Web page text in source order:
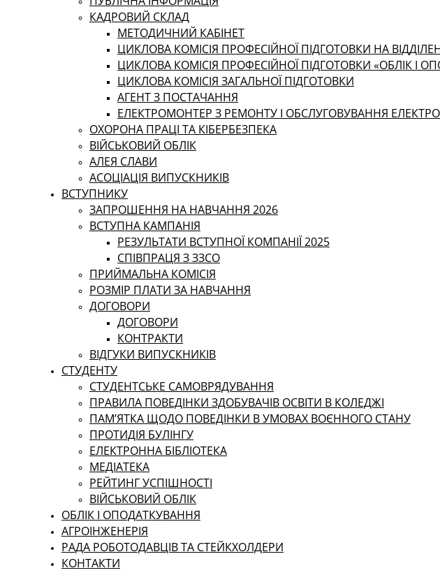
КАДРОВИЙ СКЛАД
МЕТОДИЧНИЙ КАБІНЕТ
ЦИКЛОВА КОМІСІЯ ПРОФЕСІЙНОЇ ПІДГОТОВКИ НА
ЦИКЛОВА КОМІСІЯ ПРОФЕСІЙНОЇ ПІДГОТОВКИ «ОБЛІК І
ЦИКЛОВА КОМІСІЯ ЗАГАЛЬНОЇ ПІДГОТОВКИ
АГЕНТ З ПОСТАЧАННЯ
ЕЛЕКТРОМОНТЕР З РЕМОНТУ І ОБСЛУГОВУВАННЯ
ОХОРОНА ПРАЦІ ТА КІБЕРБЕЗПЕКА
ВІЙСЬКОВИЙ ОБЛІК
АЛЕЯ СЛАВИ
АСОЦІАЦІЯ ВИПУСКНИКІВ
ВСТУПНИКУ
ЗАПРОШЕННЯ НА НАВЧАННЯ 2026
ВСТУПНА КАМПАНІЯ
РЕЗУЛЬТАТИ ВСТУПНОЇ КОМПАНІЇ 2025
СПІВПРАЦЯ З ЗЗСО
ПРИЙМАЛЬНА КОМІСІЯ
РОЗМІР ПЛАТИ ЗА НАВЧАННЯ
ДОГОВОРИ
ДОГОВОРИ
КОНТРАКТИ
ВІДГУКИ ВИПУСКНИКІВ
СТУДЕНТУ
CТУДЕНТСЬКЕ САМОВРЯДУВАННЯ
ПРАВИЛА ПОВЕДІНКИ ЗДОБУВАЧІВ ОСВІТИ В КОЛЕДЖІ
ПАМ’ЯТКА ЩОДО ПОВЕДІНКИ В УМОВАХ ВОЄННОГО СТАНУ
ПРОТИДІЯ БУЛІНГУ
ЕЛЕКТРОННА БІБЛІОТЕКА
МЕДІАТЕКА
РЕЙТИНГ УСПІШНОСТІ
ВІЙСЬКОВИЙ ОБЛІК
ОБЛІК І ОПОДАТКУВАННЯ
АГРОІНЖЕНЕРІЯ
РАДА РОБОТОДАВЦІВ ТА СТЕЙКХОЛДЕРИ
КОНТАКТИ